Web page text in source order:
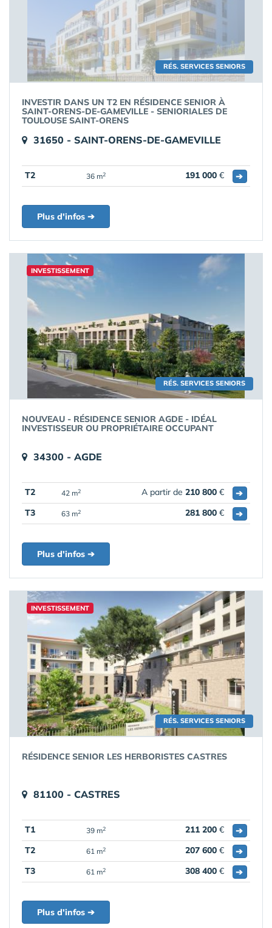
RÉS. SERVICES SENIORS
INVESTIR DANS UN T2 EN RÉSIDENCE SENIOR À
SAINT-ORENS-DE-GAMEVILLE - SENIORIALES DE
TOULOUSE SAINT-ORENS
31650 - SAINT-ORENS-DE-GAMEVILLE
T2 36 m2 191 000 € ➔
Plus d'infos ➔
RÉS. SERVICES SENIORS
INVESTISSEMENT
NOUVEAU - RÉSIDENCE SENIOR AGDE - IDÉAL
INVESTISSEUR OU PROPRIÉTAIRE OCCUPANT
34300 - AGDE
T2 42 m2 A partir de 210 800 €
➔
T3
63 m2 281 800 € ➔
Plus d'infos ➔
RÉS. SERVICES SENIORS
INVESTISSEMENT
RÉSIDENCE SENIOR LES HERBORISTES CASTRES
81100 - CASTRES
T1 39 m2 211 200 €
➔
T2
61 m2 207 600 €
➔
T3
61 m2 308 400 € ➔
Plus d'infos ➔